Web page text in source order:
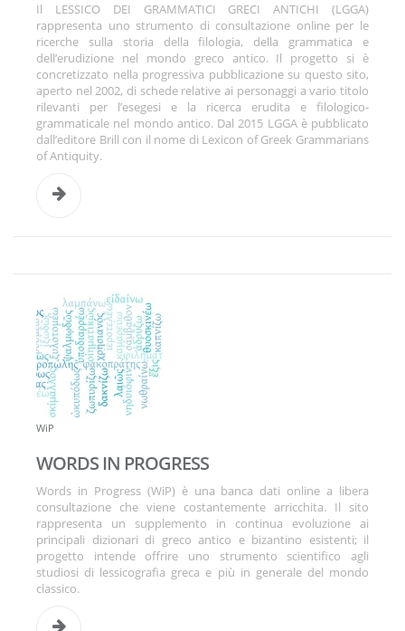
Il LESSICO DEI GRAMMATICI GRECI ANTICHI (LGGA)
rappresenta uno strumento di consultazione online per le
ricerche sulla storia della filologia, della grammatica e
dell’erudizione nel mondo greco antico. Il progetto si è
concretizzato nella progressiva pubblicazione su questo sito,
aperto nel 2002, di schede relative ai personaggi a vario titolo
rilevanti per l’esegesi e la ricerca erudita e filologico-
grammaticale nel mondo antico. Dal 2015 LGGA è pubblicato
dall’editore Brill con il nome di Lexicon of Greek Grammarians
of Antiquity.
WiP
WORDS IN PROGRESS
Words in Progress (WiP) è una banca dati online a libera
consultazione che viene costantemente arricchita. Il sito
rappresenta un supplemento in continua evoluzione ai
principali dizionari di greco antico e bizantino esistenti; il
progetto intende offrire uno strumento scientifico agli
studiosi di lessicografia greca e più in generale del mondo
classico.